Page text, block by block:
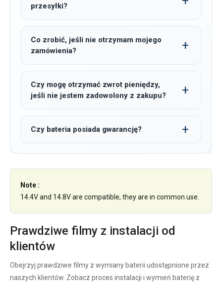
przesyłki?
Co zrobić, jeśli nie otrzymam mojego
zamówienia?
Czy mogę otrzymać zwrot pieniędzy,
jeśli nie jestem zadowolony z zakupu?
Czy bateria posiada gwarancję?
Note :
14.4V and 14.8V are compatible, they are in common use.
Prawdziwe filmy z instalacji od
klientów
Obejrzyj prawdziwe filmy z wymiany baterii udostępnione przez
naszych klientów. Zobacz proces instalacji i wymień baterię z